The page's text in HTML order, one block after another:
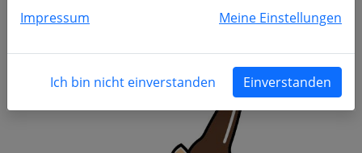
2026
Impressum Meine Einstellungen
Ich bin nicht einverstanden Einverstanden